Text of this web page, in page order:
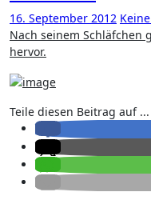
16. September 2012
Nach seinem Schläfchen guckte er hinter seinem Laufrad
hervor.
Teile diesen Beitrag auf ...